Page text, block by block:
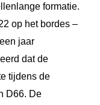
formatie.
op het bordes –
jaar
dat de
tijdens de
D66. De